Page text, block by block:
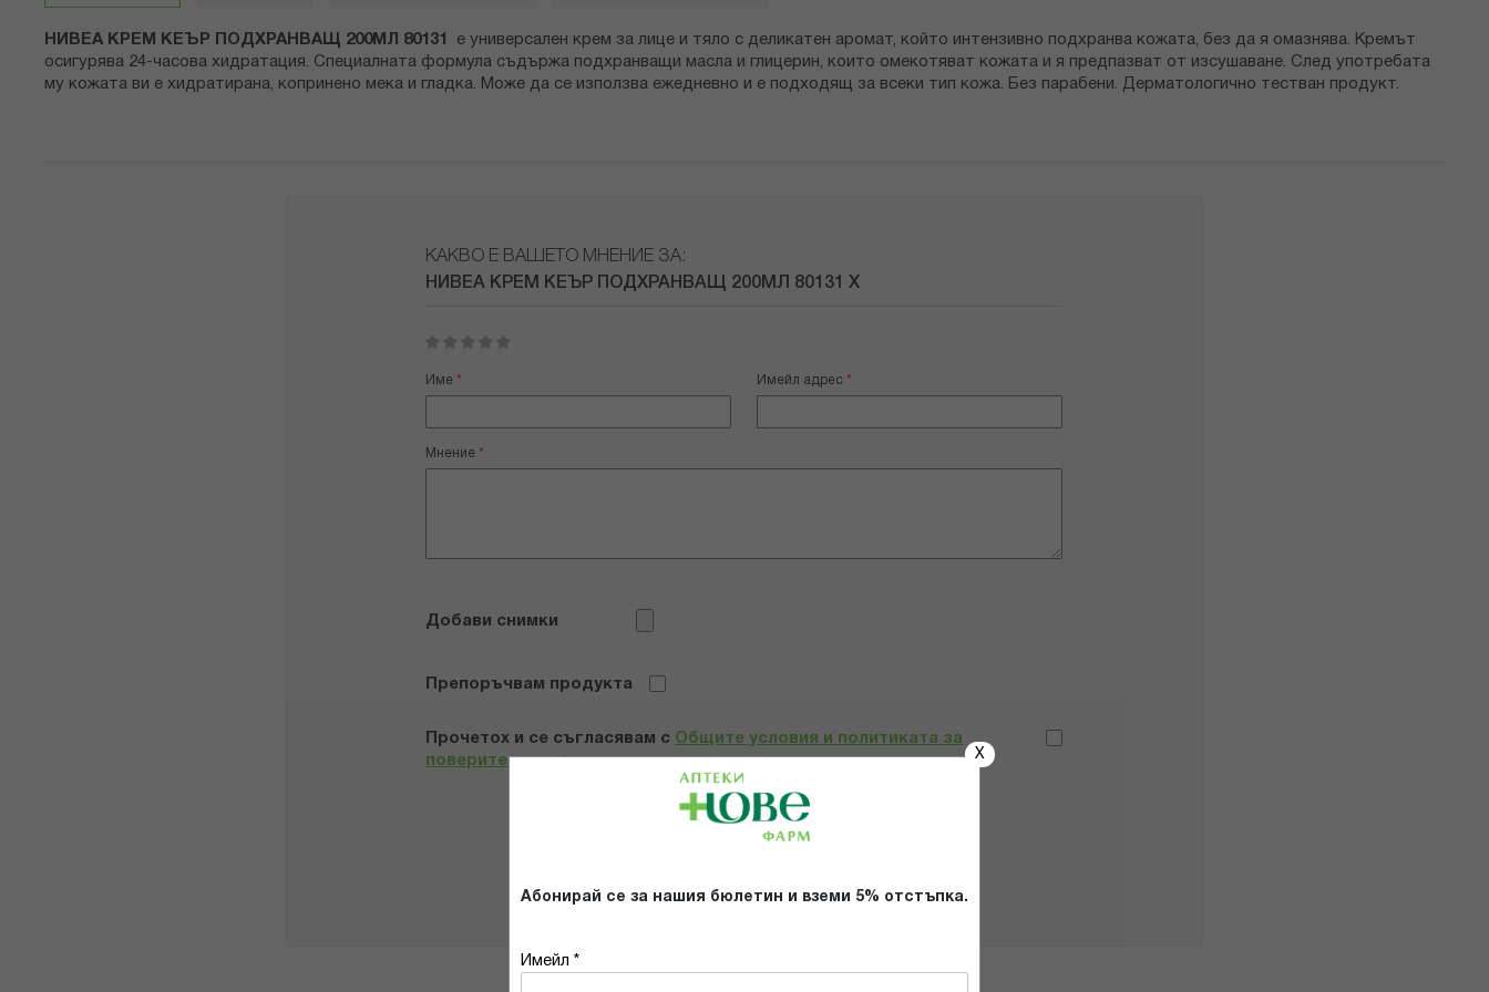
X
Абонирай се за нашия бюлетин и вземи 5% отстъпка.
Имейл *
НИВЕА КРЕМ КЕЪР ПОДХРАНВАЩ 200МЛ 80131 е универсален крем за лице и тяло с деликатен аромат, който интензивно подхранва кожата, без да я омазнява. Кремът
осигурява 24-часова хидратация. Специалната формула съдържа подхранващи масла и глицерин, които омекотяват кожата и я предпазват от изсушаване. След употребата
му кожата ви е хидратирана, копринено мека и гладка. Може да се използва ежедневно и е подходящ за всеки тип кожа. Без парабени. Дерматологично тестван продукт.
КАКВО Е ВАШЕТО МНЕНИЕ ЗА:
НИВЕА КРЕМ КЕЪР ПОДХРАНВАЩ 200МЛ 80131 Х
star
stars
stars
stars
stars
Име Имейл адрес
Мнение
Добави снимки
Препоръчвам продукта
Прочетох и се съгласявам с Общите условия и политиката за
поверителност *